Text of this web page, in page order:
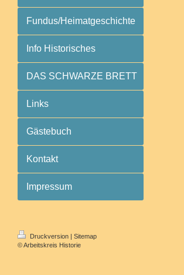
Fundus/Heimatgeschichte
Info Historisches
DAS SCHWARZE BRETT
Links
Gästebuch
Kontakt
Impressum
Druckversion | Sitemap
© Arbeitskreis Historie